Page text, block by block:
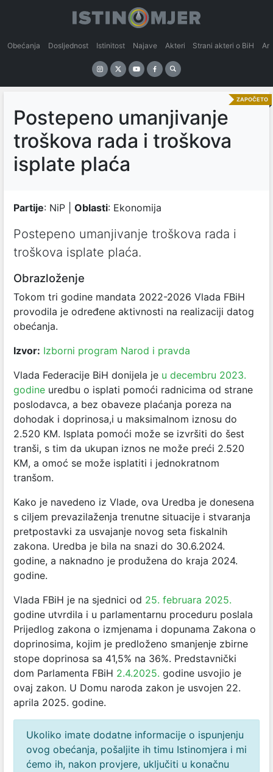
Obećanja Dosljednost Istinitost Najave Akteri Strani akteri o BiH
ZAPOČETO
Postepeno umanjivanje
troškova rada i troškova
isplate plaća
Partije: NiP | Oblasti: Ekonomija
Postepeno umanjivanje troškova rada i
troškova isplate plaća.
Obrazloženje
Tokom tri godine mandata 2022-2026 Vlada FBiH
provodila je određene aktivnosti na realizaciji datog
obećanja.
Izvor: Izborni program Narod i pravda
Vlada Federacije BiH donijela je u decembru 2023.
godine uredbu o isplati pomoći radnicima od strane
poslodavca, a bez obaveze plaćanja poreza na
dohodak i doprinosa,i u maksimalnom iznosu do
2.520 KM. Isplata pomoći može se izvršiti do šest
tranši, s tim da ukupan iznos ne može preći 2.520
KM, a omoć se može isplatiti i jednokratnom
tranšom.
Kako je navedeno iz Vlade, ova Uredba je donesena
s ciljem prevazilaženja trenutne situacije i stvaranja
pretpostavki za usvajanje novog seta fiskalnih
zakona. Uredba je bila na snazi do 30.6.2024.
godine, a naknadno je produžena do kraja 2024.
godine.
Vlada FBiH je na sjednici od 25. februara 2025.
godine utvrdila i u parlamentarnu proceduru poslala
Prijedlog zakona o izmjenama i dopunama Zakona o
doprinosima, kojim je predloženo smanjenje zbirne
stope doprinosa sa 41,5% na 36%. Predstavnički
dom Parlamenta FBiH 2.4.2025. godine usvojio je
ovaj zakon. U Domu naroda zakon je usvojen 22.
aprila 2025. godine.
Ukoliko imate dodatne informacije o ispunjenju
ovog obećanja, pošaljite ih timu Istinomjera i mi
ćemo ih, nakon provjere, uključiti u konačnu